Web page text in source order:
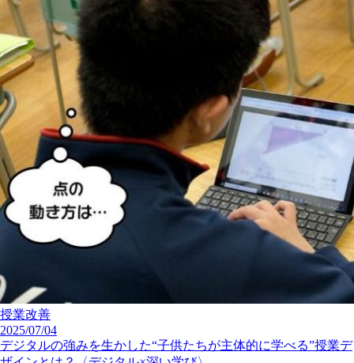
授業改善
2025/07/04
デジタルの強みを生かした“子供たちが主体的に学べる”授業デ